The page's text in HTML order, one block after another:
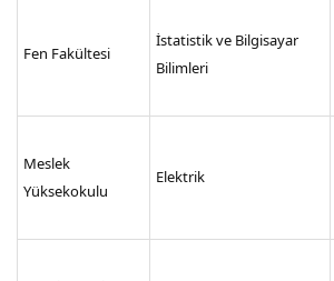
Fen Fakültesi
İstatistik ve Bilgisayar
Bilimleri
Meslek
Yüksekokulu
Elektrik